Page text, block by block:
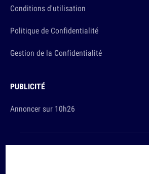
Conditions d'utilisation
Politique de Confidentialité
Gestion de la Confidentialité
PUBLICITÉ
Annoncer sur 10h26